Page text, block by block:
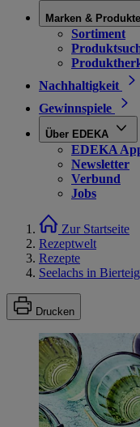
Marken & Produkte
Sortiment
Nachhaltigkeit
Gewinnspiele
Über EDEKA
EDEKA
Newsletter
Verbund
Jobs
Zur Startseite
Rezeptwelt
Rezepte
Seelachs in Bierteig
Drucken